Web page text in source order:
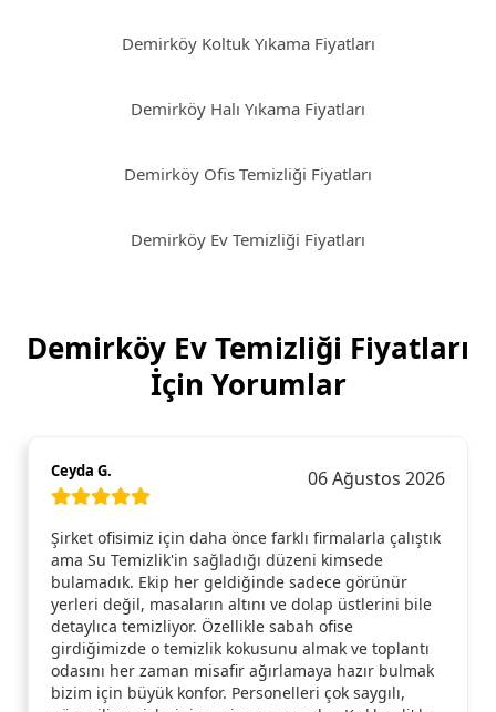
Demirköy Koltuk Yıkama Fiyatları
Demirköy Halı Yıkama Fiyatları
Demirköy Ofis Temizliği Fiyatları
Demirköy Ev Temizliği Fiyatları
Demirköy Ev Temizliği Fiyatları
İçin Yorumlar
Ceyda G. 06 Ağustos 2026
Şirket ofisimiz için daha önce farklı firmalarla çalıştık
ama Su Temizlik'in sağladığı düzeni kimsede
bulamadık. Ekip her geldiğinde sadece görünür
yerleri değil, masaların altını ve dolap üstlerini bile
detaylıca temizliyor. Özellikle sabah ofise
girdiğimizde o temizlik kokusunu almak ve toplantı
odasını her zaman misafir ağırlamaya hazır bulmak
bizim için büyük konfor. Personelleri çok saygılı,